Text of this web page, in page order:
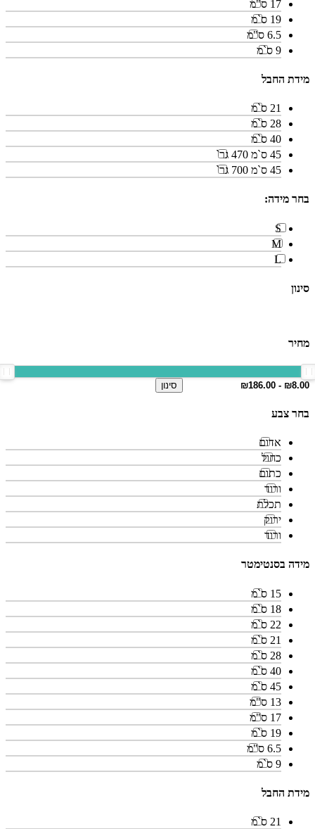
17 ס"מ
19 ס`מ
6.5 ס"מ
9 ס`מ
מידת החבל
21 ס`מ
28 ס`מ
40 ס`מ
45 ס`מ 470 גר`
45 ס`מ 700 גר`
בחר מידה:
S
M
L
סינון
מחיר
סינון
בחר צבע
אדום
כחול
כתום
ורוד
תכלת
ירוק
ורוד
מידה בסנטימטר
15 ס`מ
18 ס`מ
22 ס`מ
21 ס`מ
28 ס`מ
40 ס`מ
45 ס`מ
13 ס"מ
17 ס"מ
19 ס`מ
6.5 ס"מ
9 ס`מ
מידת החבל
21 ס`מ